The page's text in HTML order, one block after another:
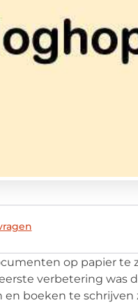
op papier te
verbetering was
boeken te